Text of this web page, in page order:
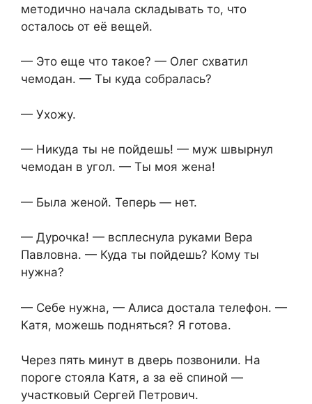
методично начала складывать то, что
осталось от её вещей.
— Это еще что такое? — Олег схватил
чемодан. — Ты куда собралась?
— Ухожу.
— Никуда ты не пойдешь! — муж швырнул
чемодан в угол. — Ты моя жена!
— Была женой. Теперь — нет.
— Дурочка! — всплеснула руками Вера
Павловна. — Куда ты пойдешь? Кому ты
нужна?
— Себе нужна, — Алиса достала телефон. —
Катя, можешь подняться? Я готова.
Через пять минут в дверь позвонили. На
пороге стояла Катя, а за её спиной —
участковый Сергей Петрович.